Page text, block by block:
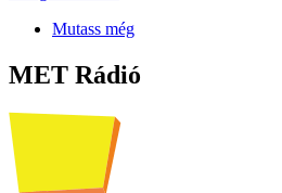
Mutass még
MET Rádió